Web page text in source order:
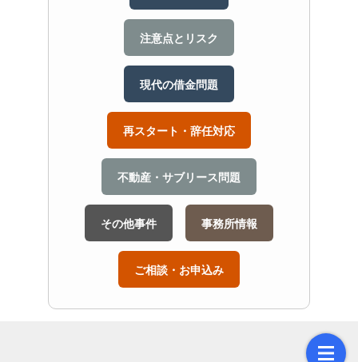
注意点とリスク
現代の借金問題
再スタート・辞任対応
不動産・サブリース問題
その他事件 事務所情報
ご相談・お申込み